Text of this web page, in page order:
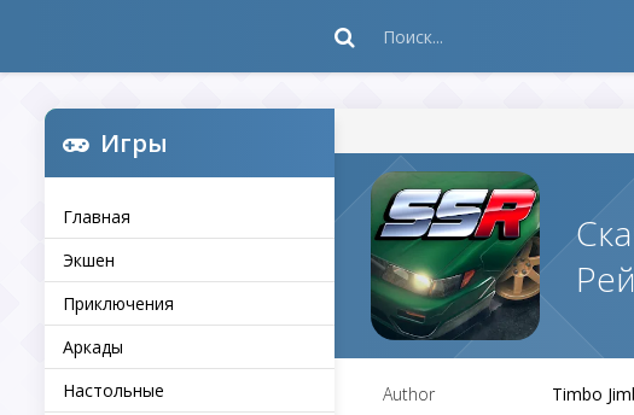
Игры
Главная
Экшен
Приключения
Аркады
Настольные
Author Timbo